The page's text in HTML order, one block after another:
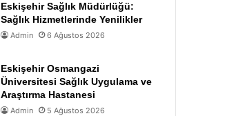
Eskişehir Sağlık Müdürlüğü:
Sağlık Hizmetlerinde Yenilikler
Admin 6 Ağustos 2026
Eskişehir Osmangazi
Üniversitesi Sağlık Uygulama ve
Araştırma Hastanesi
Admin 5 Ağustos 2026